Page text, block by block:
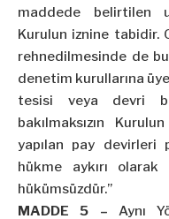
maddede belirtilen
Kurulun iznine tabidir.
rehnedilmesinde de
denetim kurullarına
tesisi veya devri
bakılmaksızın
yapılan pay devirleri
hükme aykırı
hükümsüzdür.”
MADDE 5 – Aynı